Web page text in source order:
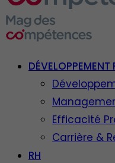
DÉVELOPPEMENT
Efficacité
Carrière &
RH